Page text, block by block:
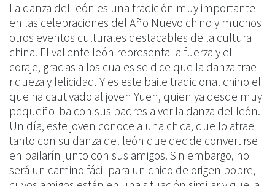
La danza del león es una tradición muy importante
en las celebraciones del Año Nuevo chino y muchos
otros eventos culturales destacables de la cultura
china. El valiente león representa la fuerza y ​​​​el
coraje, gracias a los cuales se dice que la danza trae
riqueza y felicidad. Y es este baile tradicional chino el
que ha cautivado al joven Yuen, quien ya desde muy
pequeño iba con sus padres a ver la danza del león.
Un día, este joven conoce a una chica, que lo atrae
tanto con su danza del león que decide convertirse
en bailarín junto con sus amigos. Sin embargo, no
será un camino fácil para un chico de origen pobre,